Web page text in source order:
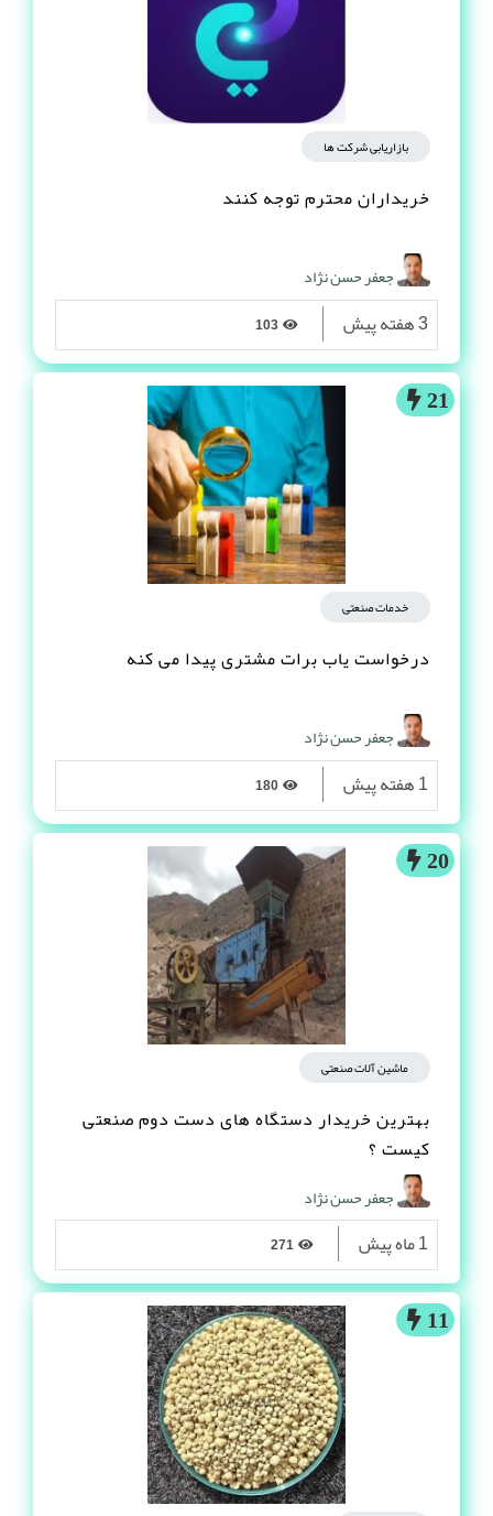
بازاریابی شرکت ها
خریداران محترم توجه کنند
جعفر حسن نژاد
3 هفته پیش
21
خدمات صنعتی
درخواست یاب برات مشتری پیدا می کنه
جعفر حسن نژاد
1 هفته پیش
20
ماشین آلات صنعتی
بهترین خریدار دستگاه های دست دوم صنعتی
کیست ؟
جعفر حسن نژاد
1 ماه پیش
11